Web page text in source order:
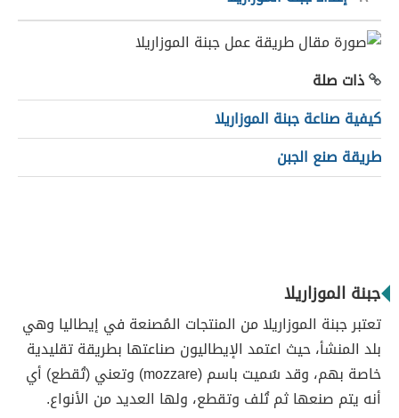
ذات صلة
كيفية صناعة جبنة الموزاريلا
طريقة صنع الجبن
جبنة الموزاريلا
تعتبر جبنة الموزاريلا من المنتجات المُصنعة في إيطاليا وهي
بلد المنشأ، حيث اعتمد الإيطاليون صناعتها بطريقة تقليدية
خاصة بهم، وقد سُميت باسم (mozzare) وتعني (تُقطع) أي
أنه يتم صنعها ثم تُلف وتقطع، ولها العديد من الأنواع.